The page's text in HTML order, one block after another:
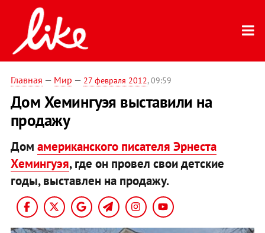
Главная — Мир — 27 февраля 2012, 09:59
Дом Хемингуэя выставили на
продажу
Дом американского писателя Эрнеста
Хемингуэя, где он провел свои детские
годы, выставлен на продажу.